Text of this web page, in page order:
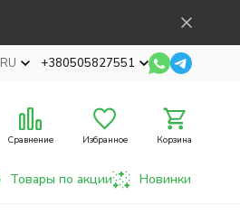
RU +380505827551
Сравнение Избранное Корзина
Товары по акции Новинки